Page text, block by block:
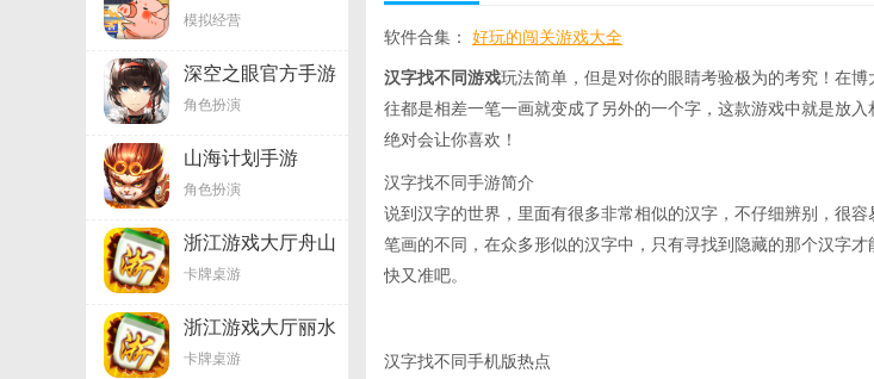
模拟经营
深空之眼官方手游
角色扮演
山海计划手游
角色扮演
浙江游戏大厅舟山
卡牌桌游
浙江游戏大厅丽水
卡牌桌游
软件合集： 好玩的闯关游戏大全
汉字找不同游戏玩法简单，但是对你的眼睛考验极为的考究！在
往都是相差一笔一画就变成了另外的一个字，这款游戏中就是放
绝对会让你喜欢！
汉字找不同手游简介
说到汉字的世界，里面有很多非常相似的汉字，不仔细辨别，很
笔画的不同，在众多形似的汉字中，只有寻找到隐藏的那个汉字
快又准吧。
汉字找不同手机版热点